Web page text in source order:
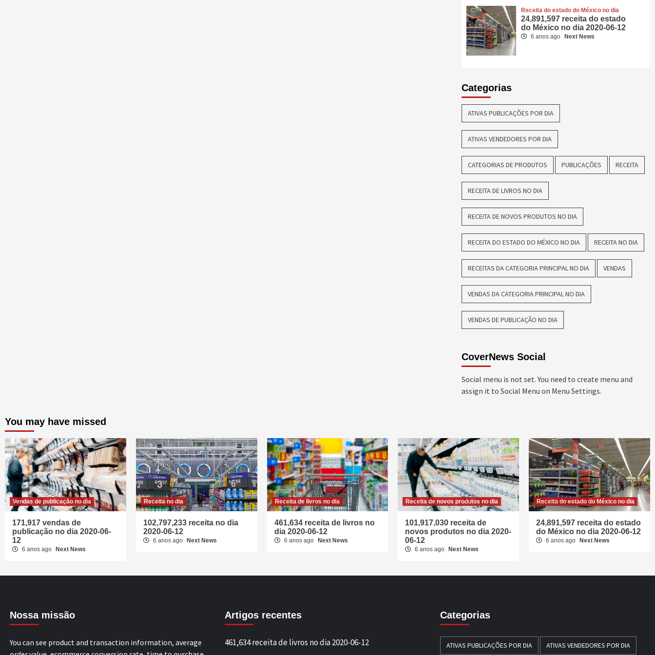
Receita do estado do México no dia
24,891,597 receita do estado
do México no dia 2020-06-12
6 anos ago Next News
Categorias
ATIVAS PUBLICAÇÕES POR DIA
ATIVAS VENDEDORES POR DIA
CATEGORIAS DE PRODUTOS PUBLICAÇÕES RECEITA
RECEITA DE LIVROS NO DIA
RECEITA DE NOVOS PRODUTOS NO DIA
RECEITA DO ESTADO DO MÉXICO NO DIA RECEITA NO DIA
RECEITAS DA CATEGORIA PRINCIPAL NO DIA VENDAS
VENDAS DA CATEGORIA PRINCIPAL NO DIA
VENDAS DE PUBLICAÇÃO NO DIA
CoverNews Social
Social menu is not set. You need to create menu and
assign it to Social Menu on Menu Settings.
You may have missed
Vendas de publicação no dia
171,917 vendas de
publicação no dia 2020-06-
12
6 anos ago Next News
Receita no dia
102,797,233 receita no dia
2020-06-12
6 anos ago Next News
Receita de livros no dia
461,634 receita de livros no
dia 2020-06-12
6 anos ago Next News
Receita de novos produtos no dia
101,917,030 receita de
novos produtos no dia 2020-
06-12
6 anos ago Next News
Receita do estado do México no dia
24,891,597 receita do estado
do México no dia 2020-06-12
6 anos ago Next News
Nossa missão
You can see product and transaction information, average
Artigos recentes
461,634 receita de livros no dia 2020-06-12
Categorias
ATIVAS PUBLICAÇÕES POR DIA ATIVAS VENDEDORES POR DIA